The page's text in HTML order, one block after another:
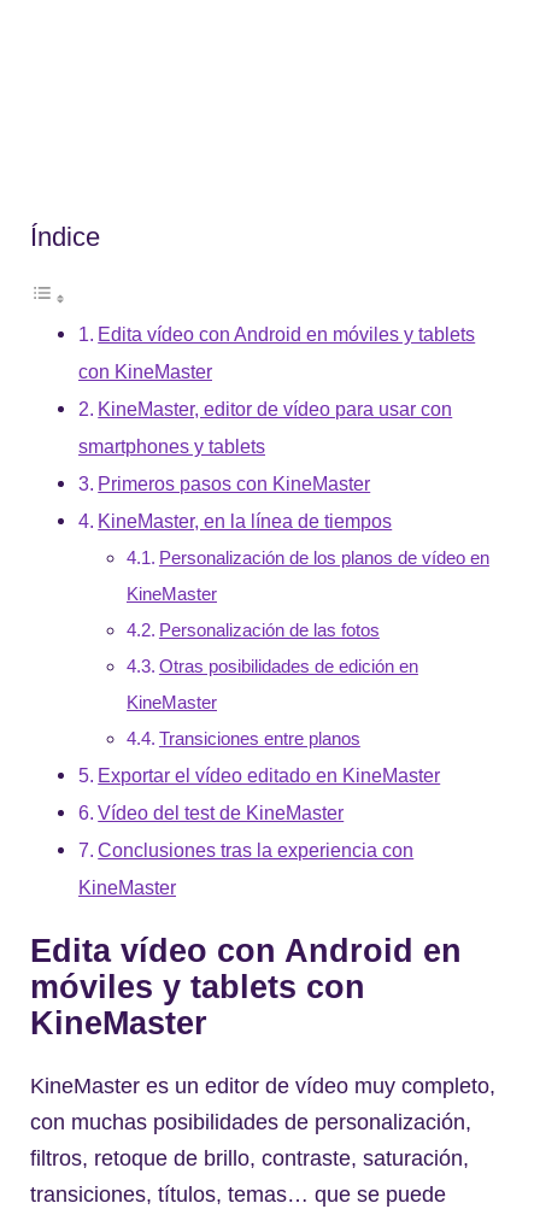
Índice
Edita vídeo con Android en móviles y tablets
con KineMaster
KineMaster, editor de vídeo para usar con
smartphones y tablets
Primeros pasos con KineMaster
KineMaster, en la línea de tiempos
Personalización de los planos de vídeo en
KineMaster
Personalización de las fotos
Otras posibilidades de edición en
KineMaster
Transiciones entre planos
Exportar el vídeo editado en KineMaster
Vídeo del test de KineMaster
Conclusiones tras la experiencia con
KineMaster
Edita vídeo con Android en
móviles y tablets con
KineMaster
KineMaster es un editor de vídeo muy completo,
con muchas posibilidades de personalización,
filtros, retoque de brillo, contraste, saturación,
transiciones, títulos, temas… que se puede